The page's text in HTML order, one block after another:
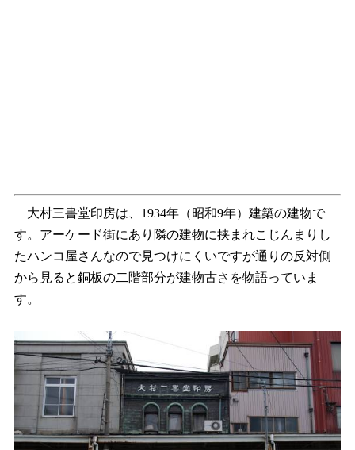
大村三書堂印房は、1934年（昭和9年）建築の建物で
す。アーケード街にあり隣の建物に挟まれこじんまりし
たハンコ屋さんなので見つけにくいですが通りの反対側
から見ると銅板の二階部分が建物古さを物語っていま
す。